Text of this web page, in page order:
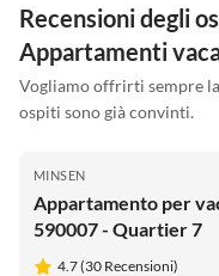
Recensioni degli
Appartamenti
Vogliamo offrirti sempre
ospiti sono già convinti.
MINSEN
Appartamento per
590007 - Quartier 7
4.7 (30 Recensioni)